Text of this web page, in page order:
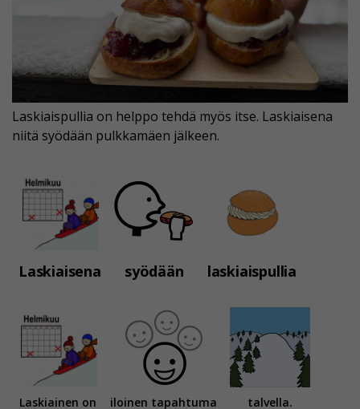
Laskiaisena syödään laskiaispullia
Laskiaispullia on helppo tehdä myös itse. Laskiaisena
niitä syödään pulkkamäen jälkeen.
Laskiainen on iloinen tapahtuma talvella.